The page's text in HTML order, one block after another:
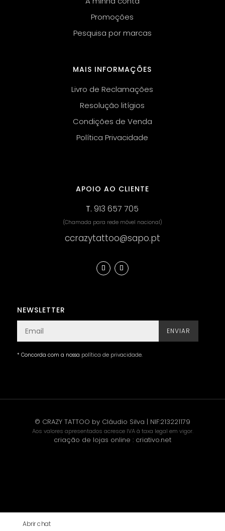
Promoções
Pesquisa por marcas
MAIS INFORMAÇÕES
Livro de Reclamações
Resolução litígios
Condições de Venda
Política Privacidade
APOIO AO CLIENTE
T.913 657 705
(Chamada para rede móvel nacional)
ccrazytattoo@sapo.pt
NEWSLETTER
ENVIAR
* Concorda com a nossa política de privacidade.
© CRAZY TATTOO by Cláudio Silva | NIF:213221179
Aos valores apresentados acresce IVA à taxa legal em vigor.
criação de lojas online : criativo.net
Abrir chat